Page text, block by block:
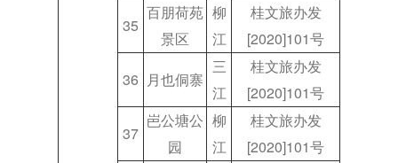
35
百朋荷苑
景区
柳
江
桂文旅办发
[2020]101号
36 月也侗寨
三
江
桂文旅办发
[2020]101号
37
岜公塘公
园
柳
江
桂文旅办发
[2020]101号